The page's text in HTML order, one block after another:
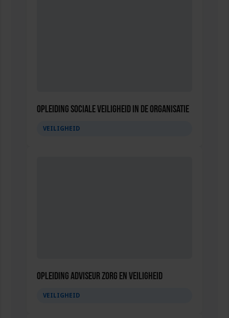
Opleiding Sociale Veiligheid in de Organisatie
VEILIGHEID
Opleiding Adviseur zorg en veiligheid
VEILIGHEID